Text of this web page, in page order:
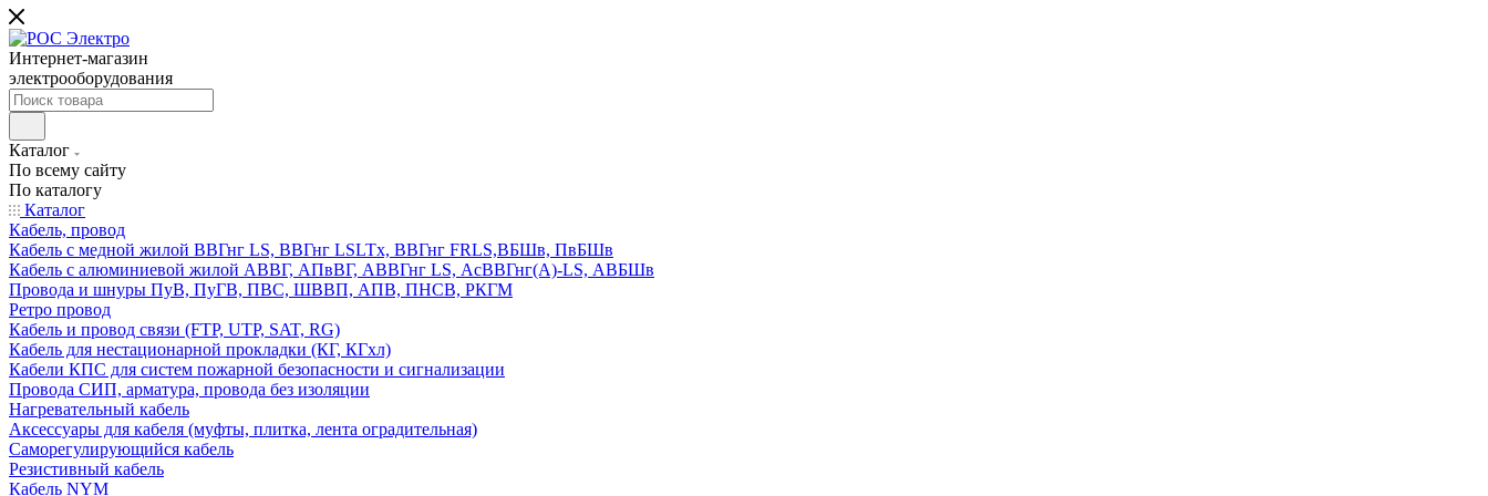
Интернет-магазин
электрооборудования
Каталог
По всему сайту
По каталогу
Каталог
Кабель, провод
Кабель с медной жилой ВВГнг LS, ВВГнг LSLTx, ВВГнг FRLS,ВБШв, ПвБШв
Кабель с алюминиевой жилой АВВГ, АПвВГ, АВВГнг LS, АсВВГнг(А)-LS, АВБШв
Провода и шнуры ПуВ, ПуГВ, ПВС, ШВВП, АПВ, ПНСВ, РКГМ
Ретро провод
Кабель и провод связи (FTP, UTP, SAT, RG)
Кабель для нестационарной прокладки (КГ, КГхл)
Кабели КПС для систем пожарной безопасности и сигнализации
Провода СИП, арматура, провода без изоляции
Нагревательный кабель
Аксессуары для кабеля (муфты, плитка, лента оградительная)
Саморегулирующийся кабель
Резистивный кабель
Кабель NYM